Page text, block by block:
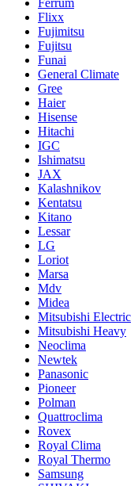
Ferrum
Flixx
Fujimitsu
Fujitsu
Funai
General Climate
Gree
Haier
Hisense
Hitachi
IGC
Ishimatsu
JAX
Kalashnikov
Kentatsu
Kitano
Lessar
LG
Loriot
Marsa
Mdv
Midea
Mitsubishi Electric
Mitsubishi Heavy
Neoclima
Newtek
Panasonic
Pioneer
Polman
Quattroclima
Rovex
Royal Clima
Royal Thermo
Samsung